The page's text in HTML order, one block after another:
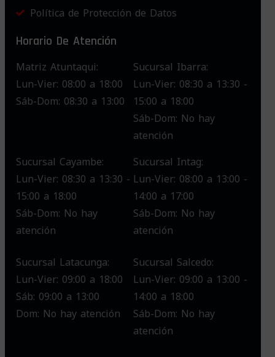
Política de Protección de Datos
Horario De Atención
Matriz Atuntaqui:
Lun-Vier: 08:00 a 18:00
Sáb-Dom: 08:30 a 13:00
Sucursal Ibarra:
Lun-Vier: 08:30 a 13:30 -
15:00 a 18:00
Sáb-Dom: No hay
atención
Sucursal Cayambe:
Lun-Vier: 08:30 a 13:30 -
15:00 a 18:00
Sáb-Dom: No hay
atención
Sucursal Intag:
Lun-Vier: 08:00 a 13:00 -
14:00 a 17:00
Sáb-Dom: No hay
atención
Sucursal Latacunga:
Lun-Vier: 09:00 a 18:00
Sáb: 09:00 a 13:00
Dom: No hay atención
Sucursal Salcedo:
Lun-Vier: 09:00 a 13:00 -
14:00 a 18:00
Sáb-Dom: No hay
atención